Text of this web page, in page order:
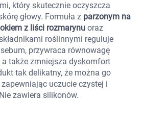
cookies w celu
który skutecznie oczyszcza
głowy. Formuła z parzonym na
z liści rozmarynu oraz
roślinnymi reguluje
przywraca równowagę
a także zmniejsza dyskomfort
tak delikatny, że można go
uczucie czystej i
zawiera silikonów.